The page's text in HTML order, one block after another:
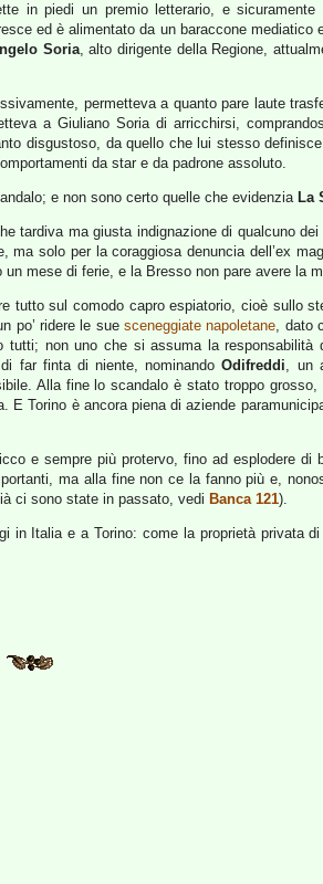
in piedi un premio letterario, e
ed è alimentato da un baraccone
Soria, alto dirigente della Regione,
permetteva a quanto pare laute
a Giuliano Soria di arricchirsi,
disgustoso, da quello che lui stesso definisce
da star e da padrone assoluto.
e non sono certo quelle che evidenzia La
tardiva ma giusta indignazione di qualcuno
solo per la coraggiosa denuncia dell’ex
mese di ferie, e la Bresso non pare avere la
tutto sul comodo capro espiatorio, cioè sullo
po’ ridere le sue sceneggiate napoletane, dato
tutti; non uno che si assuma la
far finta di niente, nominandoOdifreddi, un
Alla fine lo scandalo è stato troppo
Torino è ancora piena di aziende
e sempre più protervo, fino ad esplodere
ma alla fine non ce la fanno più e,
ci sono state in passato, vedi Banca 121).
in Italia e a Torino: come la proprietà privata